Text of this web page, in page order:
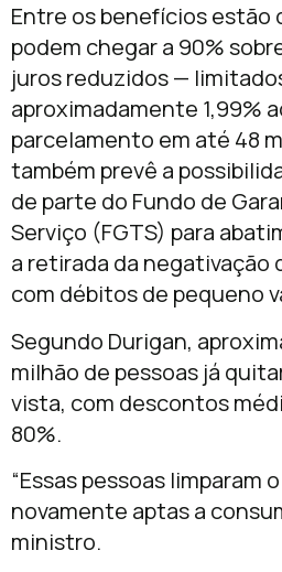
Entre os benefícios estão
podem chegar a 90%
juros reduzidos —
aproximadamente 1,99%
parcelamento em até 48
também prevê a
de parte do Fundo de
Serviço (FGTS) para
a retirada da negativação
com débitos de pequeno
Segundo Durigan,
milhão de pessoas já
vista, com descontos
80%.
“Essas pessoas limparam
novamente aptas a
ministro.